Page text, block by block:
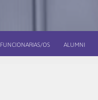
FUNCIONARIAS/OS ALUMNI